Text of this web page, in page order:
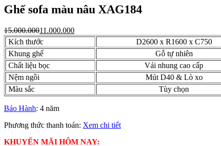
Ghế sofa màu nâu XAG184
15.000.00011.000.000
Kích thước
D2600 x R1600 x C750
Khung ghế
Gỗ tự nhiên
Chất liệu bọc
Vải nhung cao cấp
Nệm ngồi
Mút D40 & Lò xo
Màu sắc
Tùy chọn
Bảo Hành: 4 năm
Phương thức thanh toán: Xem chi tiết
KHUYẾN MÃI HÔM NAY: